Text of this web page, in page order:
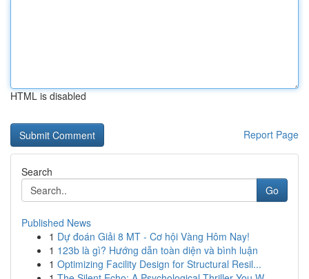
HTML is disabled
Report Page
Search
Go
Published News
1 Dự đoán Giải 8 MT - Cơ hội Vàng Hôm Nay!
1 123b là gì? Hướng dẫn toàn diện và bình luận
1 Optimizing Facility Design for Structural Resil...